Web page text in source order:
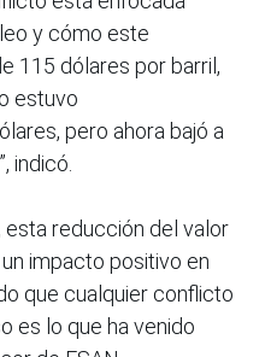
y cómo este
115 dólares por barril,
estuvo
pero ahora bajó a
indicó.
esta reducción del valor
impacto positivo en
que cualquier conflicto
es lo que ha venido